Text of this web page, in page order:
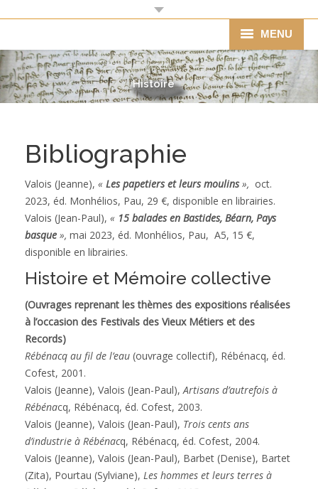
MENU
Mairie
Agenda
Vie économique
Associations
Ecole
Patrimoine
Contact
Histoire
Bibliographie
Valois (Jeanne), « Les papetiers et leurs moulins», oct.
2023, éd. Monhélios, Pau, 29 €, disponible en librairies.
Valois (Jean-Paul), « 15 balades en Bastides, Béarn, Pays
basque », mai 2023, éd. Monhélios, Pau, A5, 15 €,
disponible en librairies.
Histoire et Mémoire collective
(Ouvrages reprenant les thèmes des expositions réalisées
à l’occasion des Festivals des Vieux Métiers et des
Records)
Rébénacq au fil de l’eau (ouvrage collectif), Rébénacq, éd.
Cofest, 2001.
Valois (Jeanne), Valois (Jean-Paul), Artisans d’autrefois à
Rébénacq, Rébénacq, éd. Cofest, 2003.
Valois (Jeanne), Valois (Jean-Paul), Trois cents ans
d’industrie à Rébénacq, Rébénacq, éd. Cofest, 2004.
Valois (Jeanne), Valois (Jean-Paul), Barbet (Denise), Bartet
(Zita), Pourtau (Sylviane), Les hommes et leurs terres à